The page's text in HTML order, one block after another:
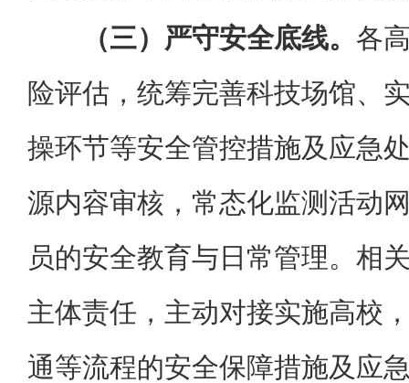
（三）严守安全底线。 各
险评估，统筹完善科技场馆、
操环节等安全管控措施及应急
源内容审核，常态化监测活动
员的安全教育与日常管理。相
主体责任，主动对接实施高校
通等流程的安全保障措施及应